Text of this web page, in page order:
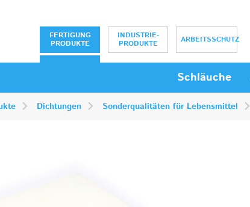
Erwin Telle GmbH
FERTIGUNG
PRODUKTE
INDUSTRIE-
PRODUKTE
ARBEITSSCHUTZ
Schläuche
Dichtungen Sonderqualitäten für Lebensmittel